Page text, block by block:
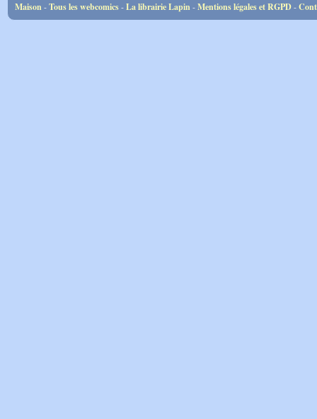
Maison-Tous les webcomics-La librairie Lapin-Mentions légales et RGPD-